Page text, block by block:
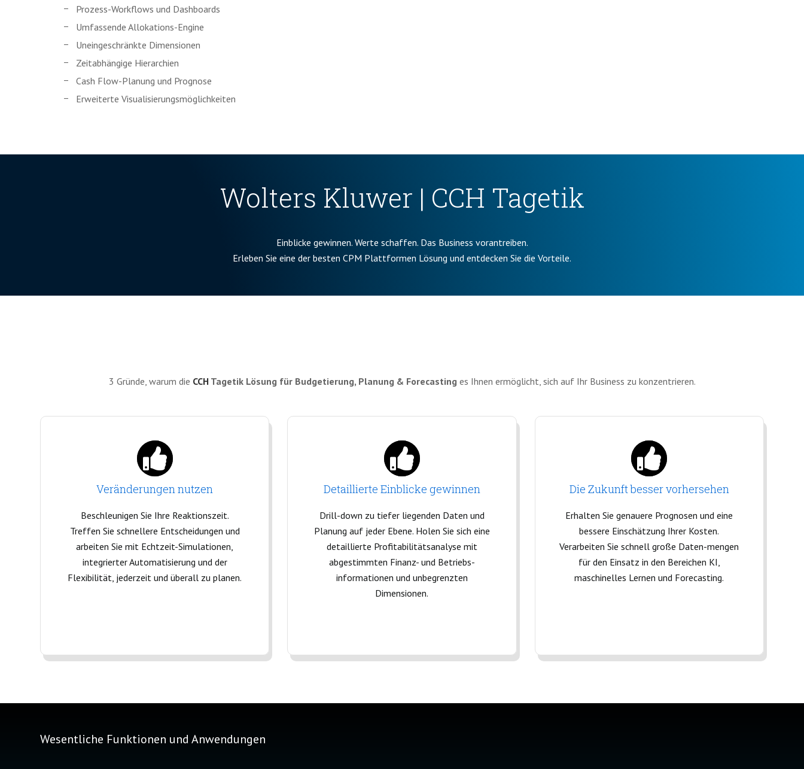
Prozess-Workflows und Dashboards
Umfassende Allokations-Engine
Uneingeschränkte Dimensionen
Zeitabhängige Hierarchien
Cash Flow-Planung und Prognose
Erweiterte Visualisierungsmöglichkeiten
Wolters Kluwer | CCH Tagetik
Einblicke gewinnen. Werte schaffen. Das Business vorantreiben.
Erleben Sie eine der besten CPM Plattformen Lösung und entdecken Sie die Vorteile.
3 Gründe, warum die CCHTagetik Lösung für Budgetierung, Planung & Forecasting es Ihnen ermöglicht, sich auf Ihr Business zu konzentrieren.
Veränderungen nutzen
Beschleunigen Sie Ihre Reaktionszeit.
Treffen Sie schnellere Entscheidungen und
arbeiten Sie mit Echtzeit-Simulationen,
integrierter Automatisierung und der
Flexibilität, jederzeit und überall zu planen.
Detaillierte Einblicke gewinnen
Drill-down zu tiefer liegenden Daten und
Planung auf jeder Ebene. Holen Sie sich eine
detaillierte Profitabilitätsanalyse mit
abgestimmten Finanz- und Betriebs-
informationen und unbegrenzten
Dimensionen.
Die Zukunft besser vorhersehen
Erhalten Sie genauere Prognosen und eine
bessere Einschätzung Ihrer Kosten.
Verarbeiten Sie schnell große Daten-mengen
für den Einsatz in den Bereichen KI,
maschinelles Lernen und Forecasting.
Wesentliche Funktionen und Anwendungen